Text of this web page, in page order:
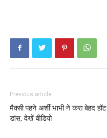
Previous article
मैक्सी पहने अर्शी भाभी ने करा बेहद हॉट
डांस, देखें वीडियो